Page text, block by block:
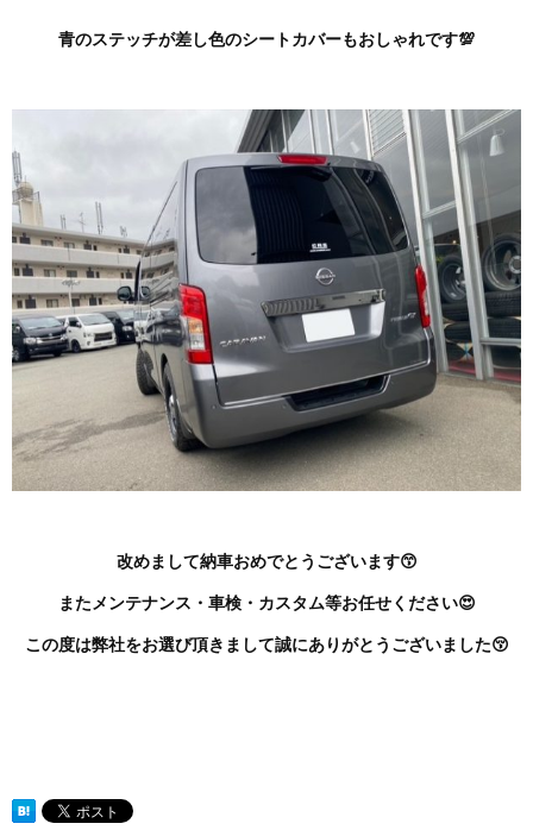
青のステッチが差し色のシートカバーもおしゃれです💯
改めまして納車おめでとうございます😙
またメンテナンス・車検・カスタム等お任せください😍
この度は弊社をお選び頂きまして誠にありがとうございました😚